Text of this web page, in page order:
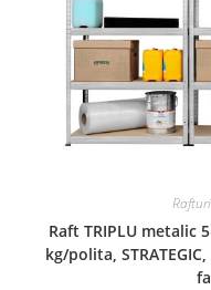
Raft TRIPLU metalic
kg/polita,